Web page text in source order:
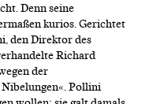
Denn seine
kurios. Gerichtet
den Direktor des
Richard
der
Pollini